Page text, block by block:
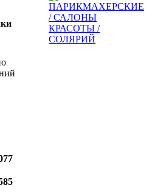
ПАРИКМАХЕРСКИЕ
/ САЛОНЫ
КРАСОТЫ /
СОЛЯРИЙ